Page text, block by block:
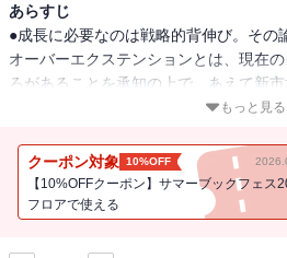
あらすじ
●成長に必要なのは戦略的背伸び。その
オーバーエクステンションとは、現在
ろがあることを承知の上で、あえて新
ムに乗り出すこと（新しい企てに乗り
し、日本企業はそれへの挑戦が減って
うえ、まっとうな投資すら抑制してし
クステンションが必要な時代だ。トヨ
快に解説する。日本企業復活に必要な「
もっと見る
クーポン対象 10%OFF
【10%OFFクーポン】サマーブックフェス
フロアで使える
新刊通知